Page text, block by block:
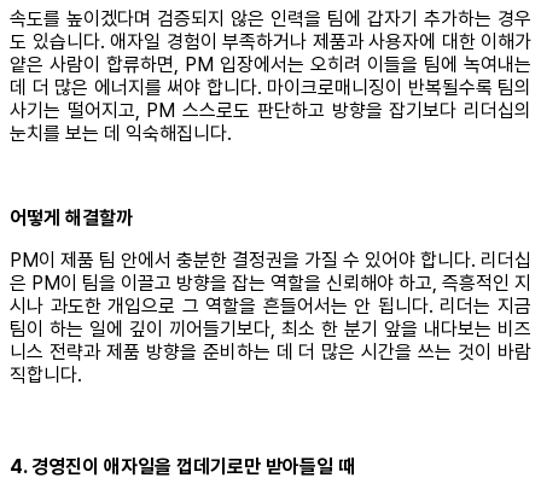
속도를 높이겠다며 검증되지 않은 인력을 팀에 갑자기 추가하는 경우
도 있습니다. 애자일 경험이 부족하거나 제품과 사용자에 대한 이해가
얕은 사람이 합류하면, PM 입장에서는 오히려 이들을 팀에 녹여내는
데 더 많은 에너지를 써야 합니다. 마이크로매니징이 반복될수록 팀의
사기는 떨어지고, PM 스스로도 판단하고 방향을 잡기보다 리더십의
눈치를 보는 데 익숙해집니다.
어떻게 해결할까
PM이 제품 팀 안에서 충분한 결정권을 가질 수 있어야 합니다. 리더십
은 PM이 팀을 이끌고 방향을 잡는 역할을 신뢰해야 하고, 즉흥적인 지
시나 과도한 개입으로 그 역할을 흔들어서는 안 됩니다. 리더는 지금
팀이 하는 일에 깊이 끼어들기보다, 최소 한 분기 앞을 내다보는 비즈
니스 전략과 제품 방향을 준비하는 데 더 많은 시간을 쓰는 것이 바람
직합니다.
4. 경영진이 애자일을 껍데기로만 받아들일 때